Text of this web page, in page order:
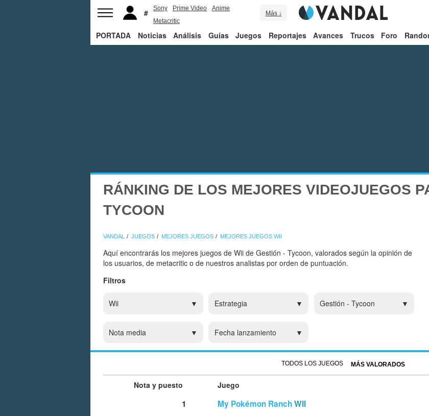
Sony Prime Video
Anime
Metacritic
Más ↓
PORTADA Noticias Análisis Guías Juegos Reportajes Avances Trucos Foro
RÁNKING DE LOS MEJORES VIDEOJUEGOS
TYCOON
VANDAL JUEGOS MEJORES JUEGOS MEJORES JUEGOS WII
Aquí encontrarás los mejores juegos de Wii de Gestión - Tycoon, valorados según la opinión de
los usuarios, de metacritic o de nuestros analistas por orden de puntuación.
Filtros
Wii Estrategia Gestión - Tycoon
Nota media Fecha lanzamiento
TODOS LOS JUEGOS MÁS VALORADOS
Nota y puesto Juego
1 My Pokémon RanchWII